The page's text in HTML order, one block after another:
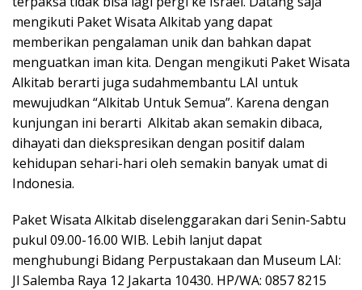
mengikuti Paket Wisata Alkitab yang dapat
memberikan pengalaman unik dan bahkan dapat
menguatkan iman kita. Dengan mengikuti Paket Wisata
Alkitab berarti juga sudahmembantu LAI untuk
mewujudkan “Alkitab Untuk Semua”. Karena dengan
kunjungan ini berarti Alkitab akan semakin dibaca,
dihayati dan diekspresikan dengan positif dalam
kehidupan sehari-hari oleh semakin banyak umat di
Indonesia.
Paket Wisata Alkitab diselenggarakan dari Senin-Sabtu
pukul 09.00-16.00 WIB. Lebih lanjut dapat
menghubungi Bidang Perpustakaan dan Museum LAI:
Jl Salemba Raya 12 Jakarta 10430. HP/WA: 0857 8215